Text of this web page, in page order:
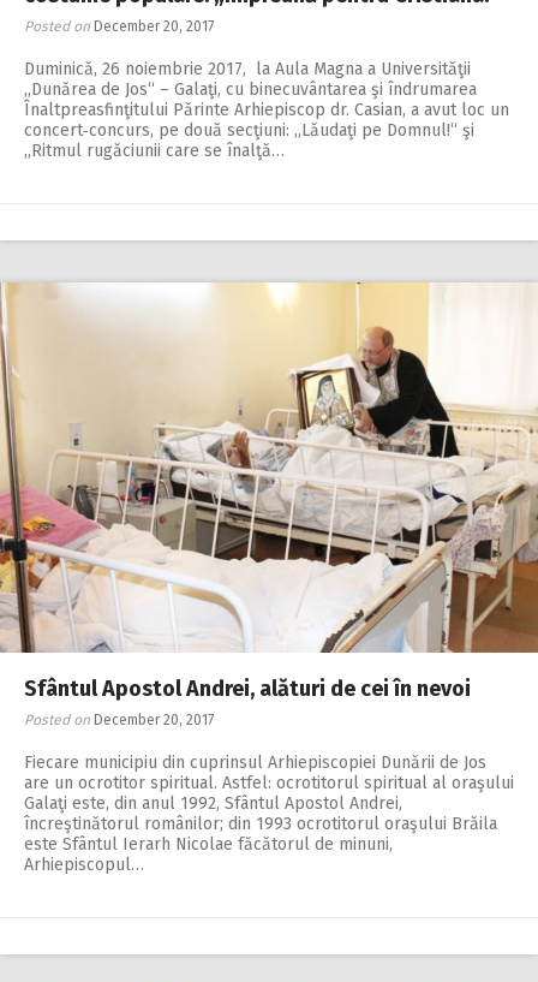
Posted on December 20, 2017
Duminică, 26 noiembrie 2017, la Aula Magna a Universităţii
,,Dunărea de Jos“ – Galaţi, cu binecuvântarea şi îndrumarea
Înaltpreasfinţitului Părinte Arhiepiscop dr. Casian, a avut loc un
concert‑concurs, pe două secţiuni: ,,Lăudaţi pe Domnul!“ şi
,,Ritmul rugăciunii care se înalţă…
Sfântul Apostol Andrei, alături de cei în nevoi
Posted on December 20, 2017
Fiecare municipiu din cuprinsul Arhiepiscopiei Dunării de Jos
are un ocrotitor spiritual. Astfel: ocrotitorul spiritual al oraşului
Galaţi este, din anul 1992, Sfântul Apostol Andrei,
încreştinătorul românilor; din 1993 ocrotitorul oraşului Brăila
este Sfântul Ierarh Nicolae făcătorul de minuni,
Arhiepiscopul…